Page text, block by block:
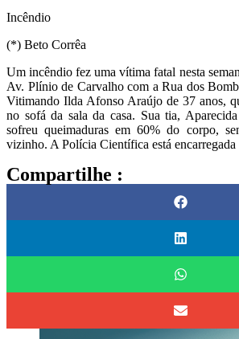
Incêndio
(*) Beto Corrêa
Um incêndio fez uma vítima fatal nesta
Av. Plínio de Carvalho com a Rua dos
Vitimando Ilda Afonso Araújo de 37 anos,
no sofá da sala da casa. Sua tia,
sofreu queimaduras em 60% do corpo,
vizinho. A Polícia Científica está encarregada
Compartilhe :